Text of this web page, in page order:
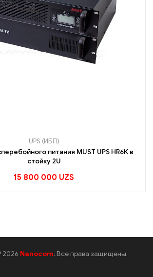
UPS (ИБП)
питания MUST UPS HR6K в
стойку 2U
15 800 000 UZS
2026 Nanocom. Все права защищены.